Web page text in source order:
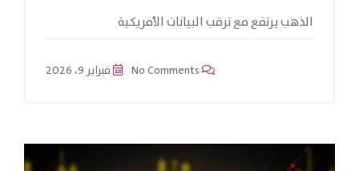
الذهب يرتفع مع ترقب البيانات الأمريكية
فبراير 9، 2026